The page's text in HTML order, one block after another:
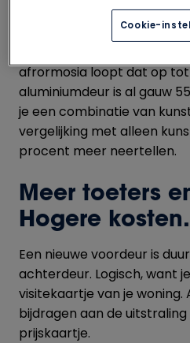
deur bepaalt, is het
betaal je 15 procent meer
afrormosia loopt dat op
aluminiumdeur is al gauw
je een combinatie van
vergelijking met alleen
procent meer neertellen.
Meer toeters
Hogere kosten.
Een nieuwe voordeur is
achterdeur. Logisch, want
visitekaartje van je woning.
bijdragen aan de uitstraling
prijskaartje.
Cookie-